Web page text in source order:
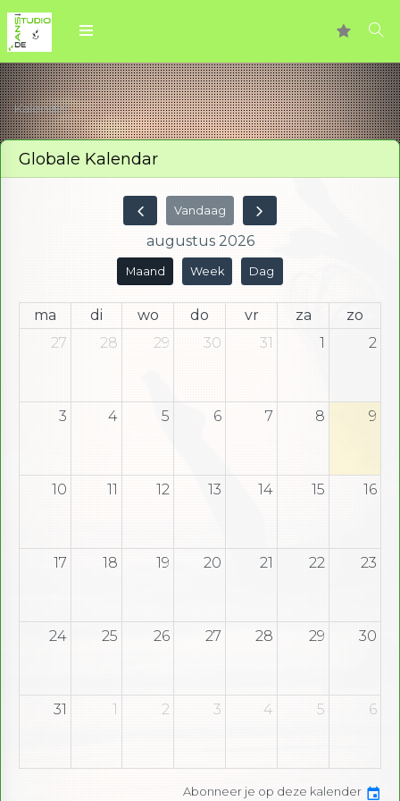
Kalender
Globale Kalendar
Vandaag
augustus 2026
Maand Week Dag
ma di wo do vr za
zo
27
28 29 30 31 1 2
3 4 5 6 7 8 9
10 11 12 13 14 15 16
17 18 19 20 21 22 23
24 25 26 27 28 29 30
31 1 2 3 4 5 6
Abonneer je op deze kalender